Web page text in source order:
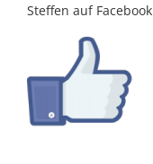
Steffen auf Facebook